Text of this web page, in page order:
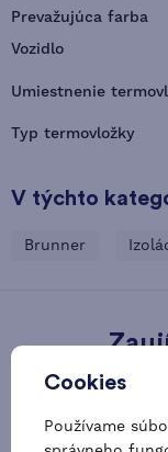
Prevažujúca farba
Vozidlo
Umiestnenie
Typ termovložky
V týchto
Brunner
Cookies
Používame